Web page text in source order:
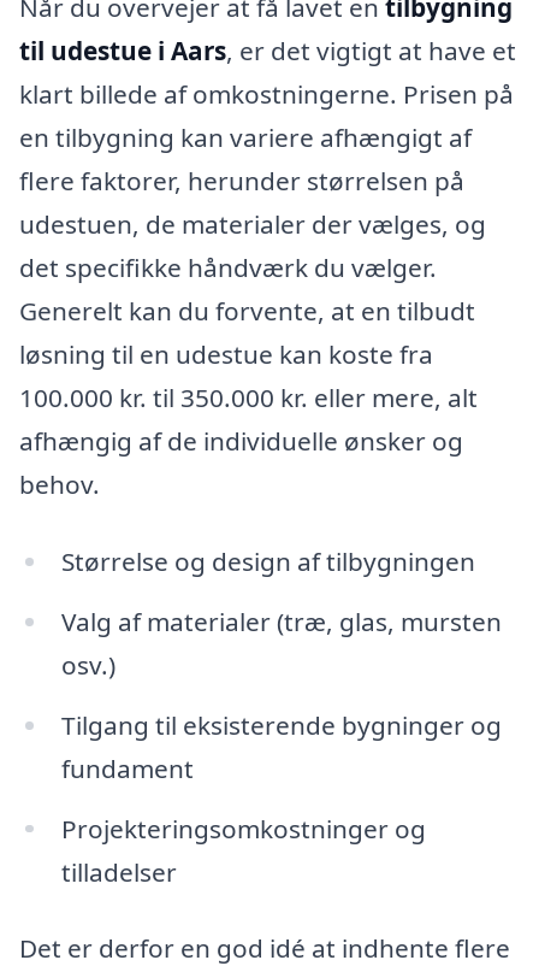
Når du overvejer at få lavet en tilbygning
til udestue i Aars, er det vigtigt at have et
klart billede af omkostningerne. Prisen på
en tilbygning kan variere afhængigt af
flere faktorer, herunder størrelsen på
udestuen, de materialer der vælges, og
det specifikke håndværk du vælger.
Generelt kan du forvente, at en tilbudt
løsning til en udestue kan koste fra
100.000 kr. til 350.000 kr. eller mere, alt
afhængig af de individuelle ønsker og
behov.
Størrelse og design af tilbygningen
Valg af materialer (træ, glas, mursten
osv.)
Tilgang til eksisterende bygninger og
fundament
Projekteringsomkostninger og
tilladelser
Det er derfor en god idé at indhente flere